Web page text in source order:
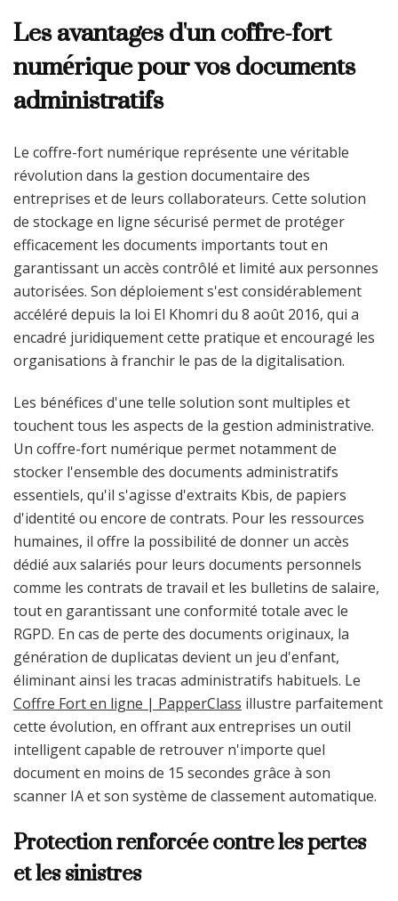
Les avantages d'un coffre-fort
numérique pour vos documents
administratifs
Le coffre-fort numérique représente une véritable
révolution dans la gestion documentaire des
entreprises et de leurs collaborateurs. Cette solution
de stockage en ligne sécurisé permet de protéger
efficacement les documents importants tout en
garantissant un accès contrôlé et limité aux personnes
autorisées. Son déploiement s'est considérablement
accéléré depuis la loi El Khomri du 8 août 2016, qui a
encadré juridiquement cette pratique et encouragé les
organisations à franchir le pas de la digitalisation.
Les bénéfices d'une telle solution sont multiples et
touchent tous les aspects de la gestion administrative.
Un coffre-fort numérique permet notamment de
stocker l'ensemble des documents administratifs
essentiels, qu'il s'agisse d'extraits Kbis, de papiers
d'identité ou encore de contrats. Pour les ressources
humaines, il offre la possibilité de donner un accès
dédié aux salariés pour leurs documents personnels
comme les contrats de travail et les bulletins de salaire,
tout en garantissant une conformité totale avec le
RGPD. En cas de perte des documents originaux, la
génération de duplicatas devient un jeu d'enfant,
éliminant ainsi les tracas administratifs habituels. Le
Coffre Fort en ligne | PapperClass illustre parfaitement
cette évolution, en offrant aux entreprises un outil
intelligent capable de retrouver n'importe quel
document en moins de 15 secondes grâce à son
scanner IA et son système de classement automatique.
Protection renforcée contre les pertes
et les sinistres